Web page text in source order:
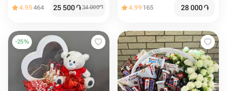
4.95464 25 500֏34 000֏ 4.99 165 28 000֏
-25%